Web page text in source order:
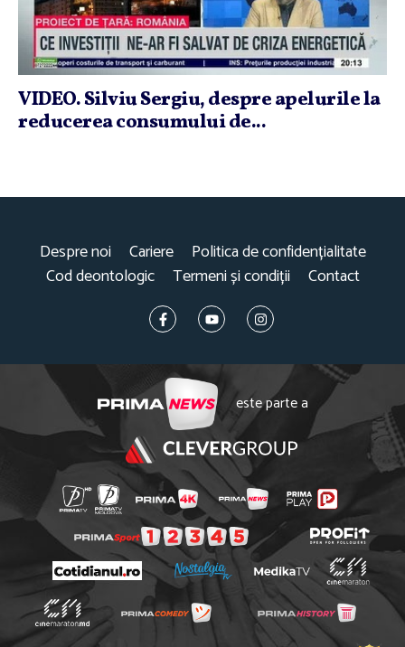
VIDEO. Silviu Sergiu, despre apelurile la
reducerea consumului de...
Despre noi Cariere
Politica de confidențialitate
Cod deontologic
Termeni și condiții Contact
este parte a